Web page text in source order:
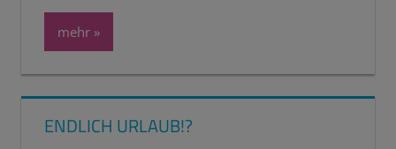
mehr
ENDLICH URLAUB!?